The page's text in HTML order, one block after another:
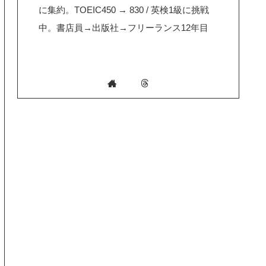
に集約。TOEIC450 → 830 / 英検1級に挑戦
中。書店員→出版社→フリーランス12年目